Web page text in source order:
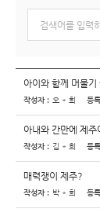
아이와 함께 머물
작성자 : 오 * 희 등
아내와 간만에 제
작성자 : 김 * 희 등
매력쟁이 제주?
작성자 : 박 * 희 등